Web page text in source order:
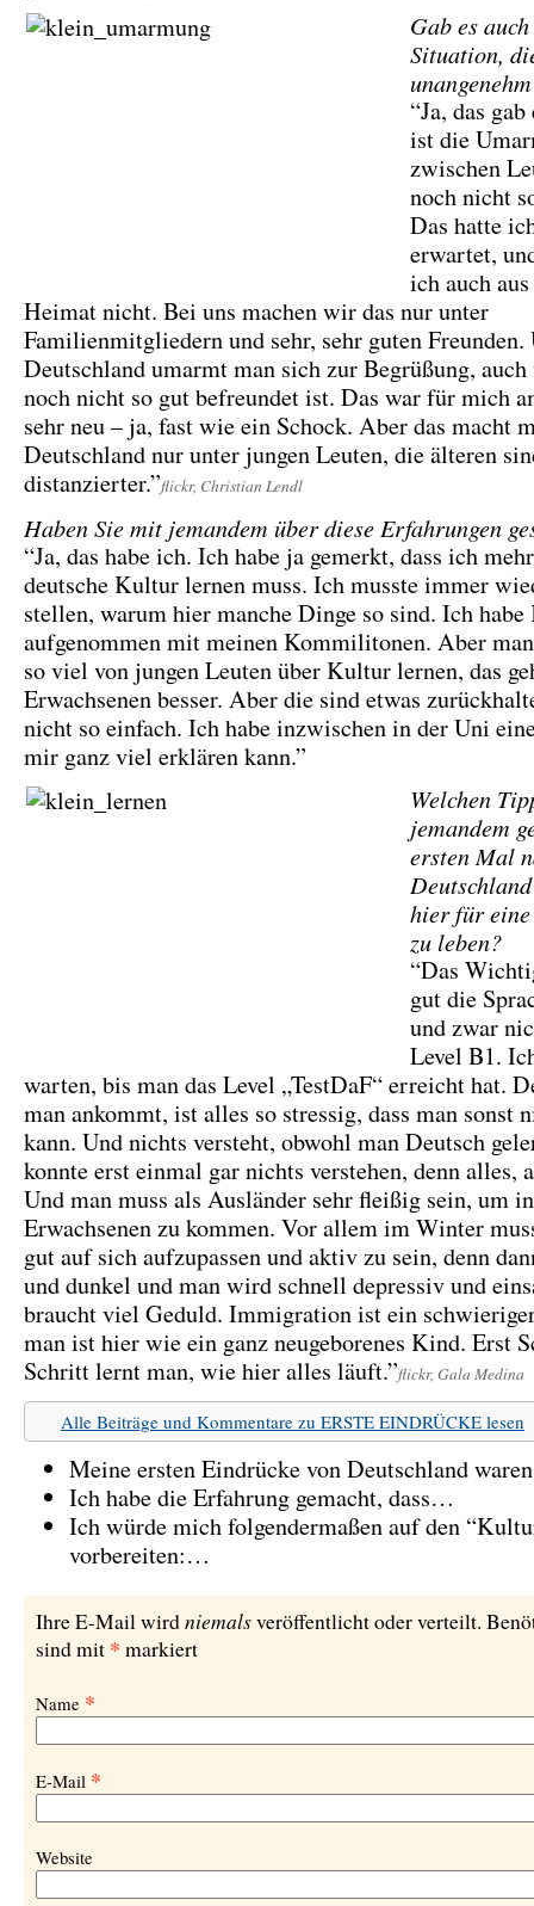
Gab es
Situation,
“Ja, das
ist die
zwischen
noch nicht
Das hatte
erwartet,
ich auch
Heimat nicht. Bei uns machen wir das nur unter
Familienmitgliedern und sehr, sehr guten
Deutschland umarmt man sich zur Begrüßung, auch
noch nicht so gut befreundet ist. Das war für mich
sehr neu – ja, fast wie ein Schock. Aber das macht
Deutschland nur unter jungen Leuten, die älteren
distanzierter.”flickr, Christian Lendl
Haben Sie mit jemandem über diese Erfahrungen
“Ja, das habe ich. Ich habe ja gemerkt, dass ich
deutsche Kultur lernen muss. Ich musste immer
stellen, warum hier manche Dinge so sind. Ich
aufgenommen mit meinen Kommilitonen. Aber
so viel von jungen Leuten über Kultur lernen, das
Erwachsenen besser. Aber die sind etwas
nicht so einfach. Ich habe inzwischen in der Uni
mir ganz viel erklären kann.”
Welchen
jemandem
ersten Mal
hier für
zu leben?
“Das
gut die
und zwar
Level B1.
warten, bis man das Level „TestDaF“ erreicht hat.
man ankommt, ist alles so stressig, dass man sonst
kann. Und nichts versteht, obwohl man Deutsch
konnte erst einmal gar nichts verstehen, denn alles,
Und man muss als Ausländer sehr fleißig sein, um
Erwachsenen zu kommen. Vor allem im Winter
gut auf sich aufzupassen und aktiv zu sein, denn
und dunkel und man wird schnell depressiv und
braucht viel Geduld. Immigration ist ein
man ist hier wie ein ganz neugeborenes Kind. Erst
Schritt lernt man, wie hier alles läuft.”flickr, Gala Medina
Alle Beiträge und Kommentare zu ERSTE EINDRÜCKE lesen
Meine ersten Eindrücke von Deutschland
Ich habe die Erfahrung gemacht, dass…
Ich würde mich folgendermaßen auf den
vorbereiten:…
Ihre E-Mail wirdniemalsveröffentlicht oder verteilt.
sind mit * markiert
Name *
E-Mail *
Website